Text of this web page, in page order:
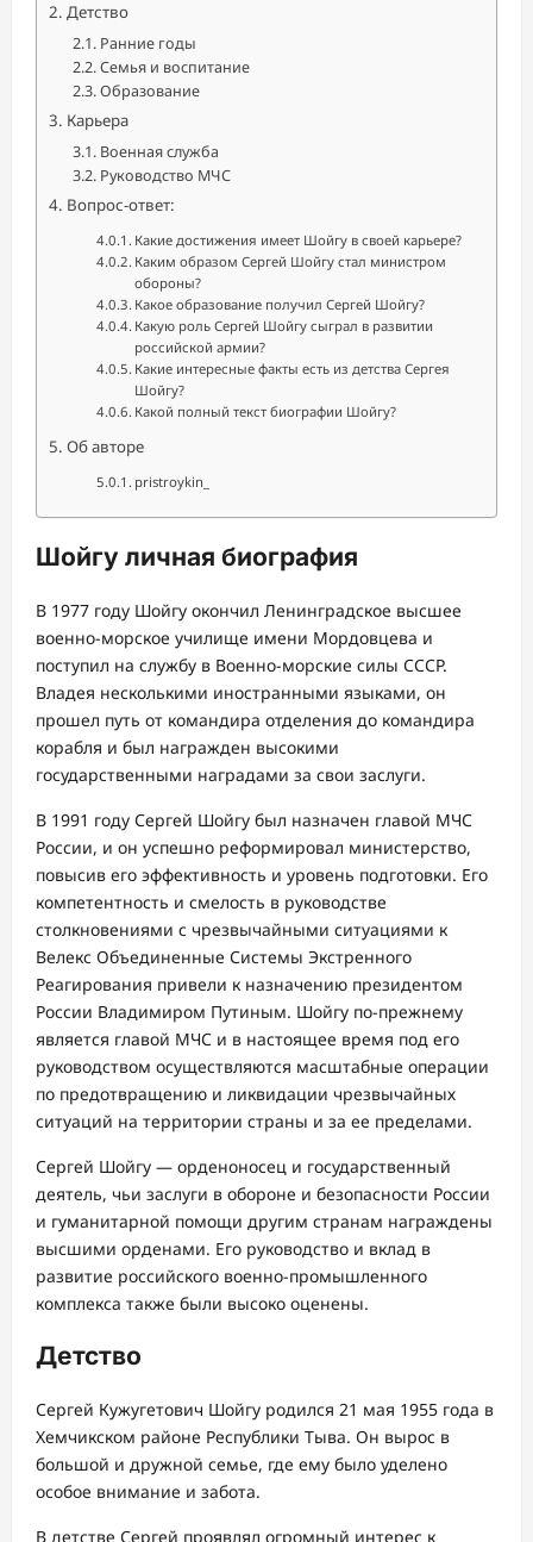
Детство
Ранние годы
Семья и воспитание
Образование
Карьера
Военная служба
Руководство МЧС
Вопрос-ответ:
Какие достижения имеет Шойгу в своей карьере?
Каким образом Сергей Шойгу стал министром
обороны?
Какое образование получил Сергей Шойгу?
Какую роль Сергей Шойгу сыграл в развитии
российской армии?
Какие интересные факты есть из детства Сергея
Шойгу?
Какой полный текст биографии Шойгу?
Об авторе
pristroykin_
Шойгу личная биография
В 1977 году Шойгу окончил Ленинградское высшее
военно-морское училище имени Мордовцева и
поступил на службу в Военно-морские силы СССР.
Владея несколькими иностранными языками, он
прошел путь от командира отделения до командира
корабля и был награжден высокими
государственными наградами за свои заслуги.
В 1991 году Сергей Шойгу был назначен главой МЧС
России, и он успешно реформировал министерство,
повысив его эффективность и уровень подготовки. Его
компетентность и смелость в руководстве
столкновениями с чрезвычайными ситуациями к
Велекс Объединенные Системы Экстренного
Реагирования привели к назначению президентом
России Владимиром Путиным. Шойгу по-прежнему
является главой МЧС и в настоящее время под его
руководством осуществляются масштабные операции
по предотвращению и ликвидации чрезвычайных
ситуаций на территории страны и за ее пределами.
Сергей Шойгу — орденоносец и государственный
деятель, чьи заслуги в обороне и безопасности России
и гуманитарной помощи другим странам награждены
высшими орденами. Его руководство и вклад в
развитие российского военно-промышленного
комплекса также были высоко оценены.
Детство
Сергей Кужугетович Шойгу родился 21 мая 1955 года в
Хемчикском районе Республики Тыва. Он вырос в
большой и дружной семье, где ему было уделено
особое внимание и забота.
В детстве Сергей проявлял огромный интерес к